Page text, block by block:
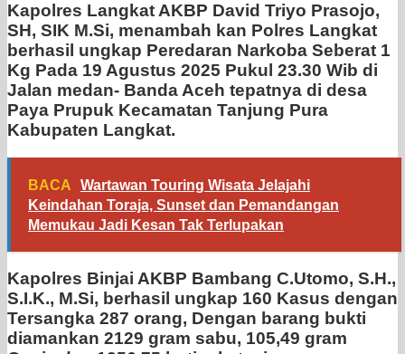
Kapolres Langkat AKBP David Triyo Prasojo,
SH, SIK M.Si, menambah kan Polres Langkat
berhasil ungkap Peredaran Narkoba Seberat 1
Kg Pada 19 Agustus 2025 Pukul 23.30 Wib di
Jalan medan- Banda Aceh tepatnya di desa
Paya Prupuk Kecamatan Tanjung Pura
Kabupaten Langkat.
BACA
Wartawan Touring Wisata Jelajahi
Keindahan Toraja, Sunset dan Pemandangan
Memukau Jadi Kesan Tak Terlupakan
Kapolres Binjai AKBP Bambang C.Utomo, S.H.,
S.I.K., M.Si, berhasil ungkap 160 Kasus dengan
Tersangka 287 orang, Dengan barang bukti
diamankan 2129 gram sabu, 105,49 gram